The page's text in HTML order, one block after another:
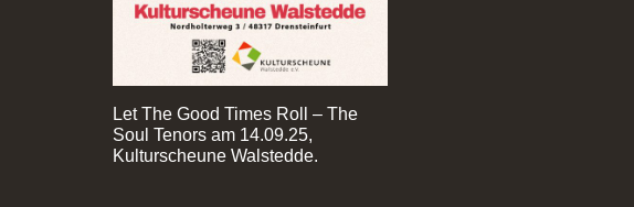
Let The Good Times Roll – The
Soul Tenors am 14.09.25,
Kulturscheune Walstedde.